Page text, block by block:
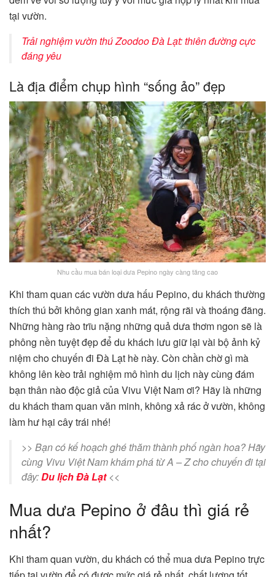
tại vườn.
Trải nghiệm vườn thú Zoodoo Đà Lạt: thiên đường cực
đáng yêu
Là địa điểm chụp hình “sống ảo” đẹp
Nhu cầu mua bán loại dưa Pepino ngày càng tăng cao
Khi tham quan các vườn dưa hấu Pepino, du khách thường
thích thú bởi không gian xanh mát, rộng rãi và thoáng đãng.
Những hàng rào trĩu nặng những quả dưa thơm ngon sẽ là
phông nền tuyệt đẹp để du khách lưu giữ lại vài bộ ảnh kỷ
niệm cho chuyến đi Đà Lạt hè này. Còn chần chờ gì mà
không lên kèo trải nghiệm mô hình du lịch này cùng đám
bạn thân nào độc giả của Vivu Việt Nam ơi? Hãy là những
du khách tham quan văn minh, không xả rác ở vườn, không
làm hư hại cây trái nhé!
>> Bạn có kế hoạch ghé thăm thành phố ngàn hoa? Hãy
cùng Vivu Việt Nam khám phá từ A – Z cho chuyến đi tại
đây:Du lịch Đà Lạt<<
Mua dưa Pepino ở đâu thì giá rẻ
nhất?
Khi tham quan vườn, du khách có thể mua dưa Pepino trực